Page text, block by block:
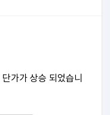
가가 상승 되었습니